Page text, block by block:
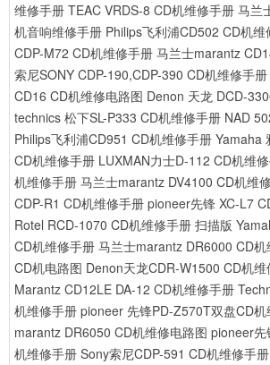
维修手册 TEAC VRDS-8 CD机维修手册 马兰
机音响维修手册 Philips飞利浦CD502 CD机维
CDP-M72 CD机维修手册 马兰士marantz
索尼SONY CDP-190,CDP-390 CD机维修手册
CD16 CD机维修电路图 Denon 天龙 DCD-
technics 松下SL-P333 CD机维修手册 NAD
Philips飞利浦CD951 CD机维修手册 Yamaha
CD机维修手册 LUXMAN力士D-112 CD机维
机维修手册 马兰士marantz DV4100 CD机维
CDP-R1 CD机维修手册 pioneer先锋 XC-L7
Rotel RCD-1070 CD机维修手册 扫描版
CD机维修手册 马兰士marantz DR6000 CD机
CD机电路图 Denon天龙CDR-W1500 CD机维
Marantz CD12LE DA-12 CD机维修手册
机维修手册 pioneer 先锋PD-Z570T双盘CD机
marantz DR6050 CD机维修电路图 pioneer先
机维修手册 Sony索尼CDP-591 CD机维修手册